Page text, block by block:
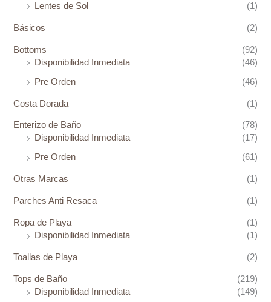
Lentes de Sol
(1)
Básicos (2)
Bottoms
(92)
Disponibilidad Inmediata
(46)
Pre Orden
(46)
Costa Dorada (1)
Enterizo de Baño
(78)
Disponibilidad Inmediata
(17)
Pre Orden
(61)
Otras Marcas (1)
Parches Anti Resaca (1)
Ropa de Playa
(1)
Disponibilidad Inmediata
(1)
Toallas de Playa (2)
Tops de Baño
(219)
Disponibilidad Inmediata
(149)